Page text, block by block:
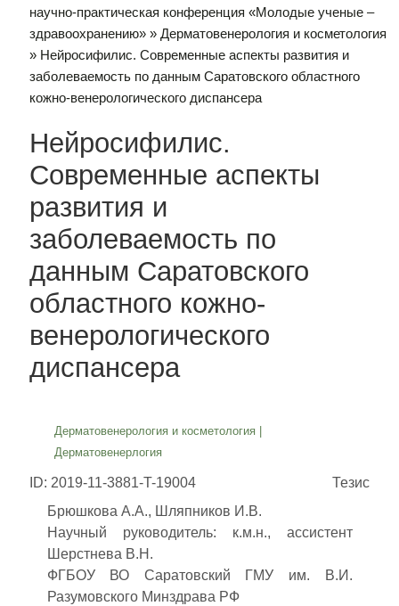
научно-практическая конференция «Молодые ученые –
здравоохранению» »Дерматовенерология и косметология
» Нейросифилис. Современные аспекты развития и
заболеваемость по данным Саратовского областного
кожно-венерологического диспансера
Нейросифилис.
Современные аспекты
развития и
заболеваемость по
данным Саратовского
областного кожно-
венерологического
диспансера
Дерматовенерология и косметология
Дерматовенерлогия
ID: 2019-11-3881-T-19004
Тезис
Брюшкова А.А., Шляпников И.В.
Научный руководитель: к.м.н., ассистент
Шерстнева В.Н.
ФГБОУ ВО Саратовский ГМУ им. В.И.
Разумовского Минздрава РФ